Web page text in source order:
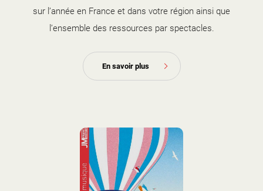
sur l’année en France et dans votre région ainsi que
l’ensemble des ressources par spectacles.
En savoir plus